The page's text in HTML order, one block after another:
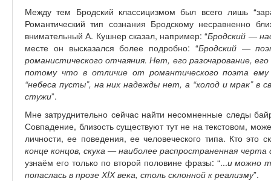
Между тем Бродский классицизмом был всего лишь
Романтический тип сознания Бродскому несравненно
внимательный А. Кушнер сказал, например: “Бродский —
месте он высказался более подробно: “Бродский —
романистического отчаяния. Нет, его разочарование,
потому что в отличие от романтического поэта ему
“небеса пусты”, на них надежды нет, а “холод и мрак” в
стужи”.
Мне затруднительно сейчас найти несомненные следы
Совпадение, близость существуют тут не на текстовом,
личности, ее поведения, ее человеческого типа. Кто это
конце концов, скука — наиболее распространенная черта
узнаём его только по второй половине фразы: “...и можно
попаслась в прозе ХIХ века, столь склонной к реализму”.